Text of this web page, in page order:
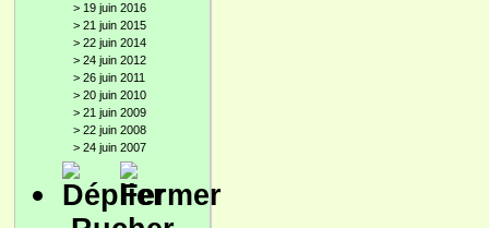
> 19 juin 2016
> 21 juin 2015
> 22 juin 2014
> 24 juin 2012
> 26 juin 2011
> 20 juin 2010
> 21 juin 2009
> 22 juin 2008
> 24 juin 2007